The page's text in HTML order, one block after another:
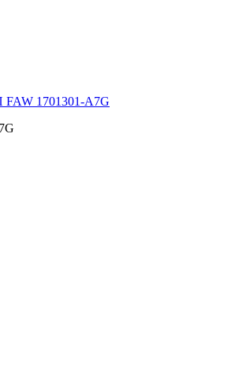
1701301-A7G